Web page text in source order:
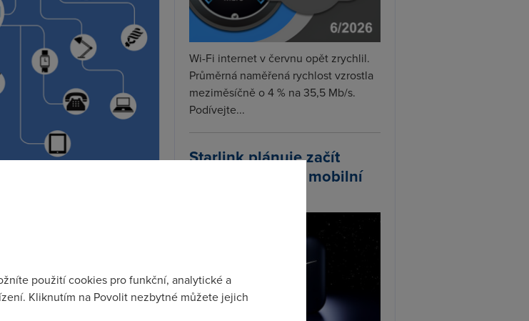
jejich startu nebránilo,“
World Congress potom, co
zatím dokončena, ale její
Síť 5. generace slibuje
hlasem ovládaných
Wi-Fi internet v červnu opět zrychlil.
Průměrná naměřená rychlost vzrostla
meziměsíčně o 4 % na 35,5 Mb/s.
Podívejte...
Starlink plánuje začít
prodávat vlastní mobilní
použití cookies pro funkční, analytické a
Kliknutím na Povolit nezbytné můžete jejich